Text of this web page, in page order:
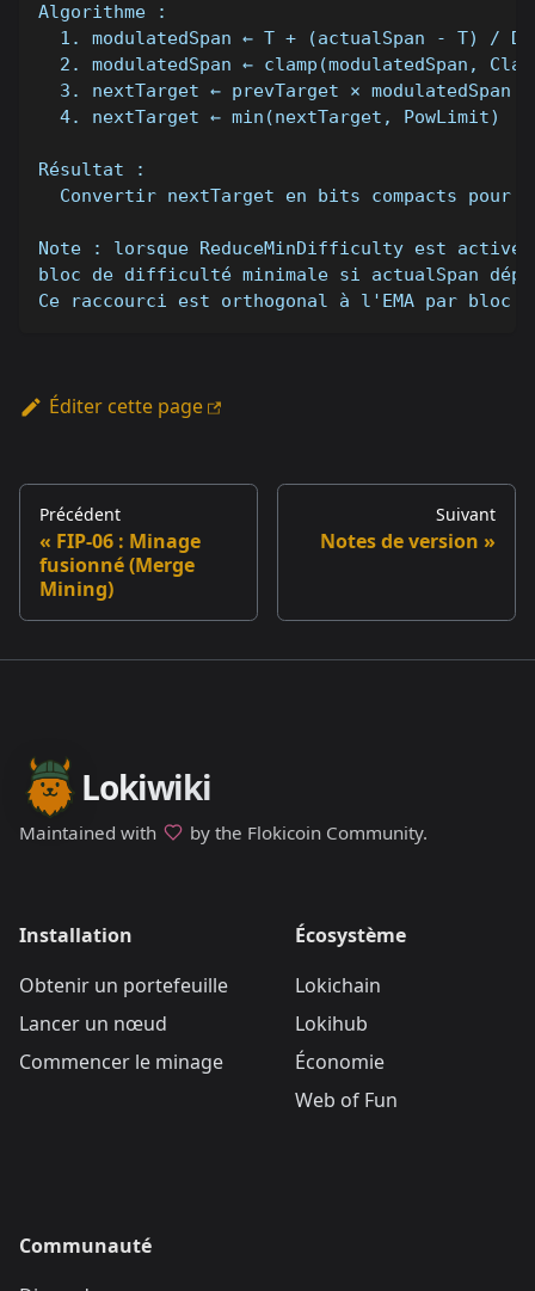
Algorithme :
1. modulatedSpan ← T + (actualSpan - T) /
2. modulatedSpan ← clamp(modulatedSpan,
3. nextTarget ← prevTarget × modulatedSpan
  4. nextTarget ← min(nextTarget, PowLimit)
Résultat :
Convertir nextTarget en bits compacts pour
Note : lorsque ReduceMinDifficulty est
bloc de difficulté minimale si actualSpan
Ce raccourci est orthogonal à l'EMA par bloc
Éditer cette page
Précédent
FIP-06 : Minage
fusionné (Merge
Mining)
Suivant
Notes de version
Lokiwiki
Maintained with by the Flokicoin Community.
Installation
Obtenir un portefeuille
Lancer un nœud
Commencer le minage
Écosystème
Lokichain
Lokihub
Économie
Web of Fun
Communauté